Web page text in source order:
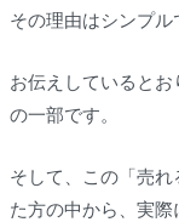
その理由はシンプル
お伝えしていると
の一部です。
そして、この「売
た方の中から、実